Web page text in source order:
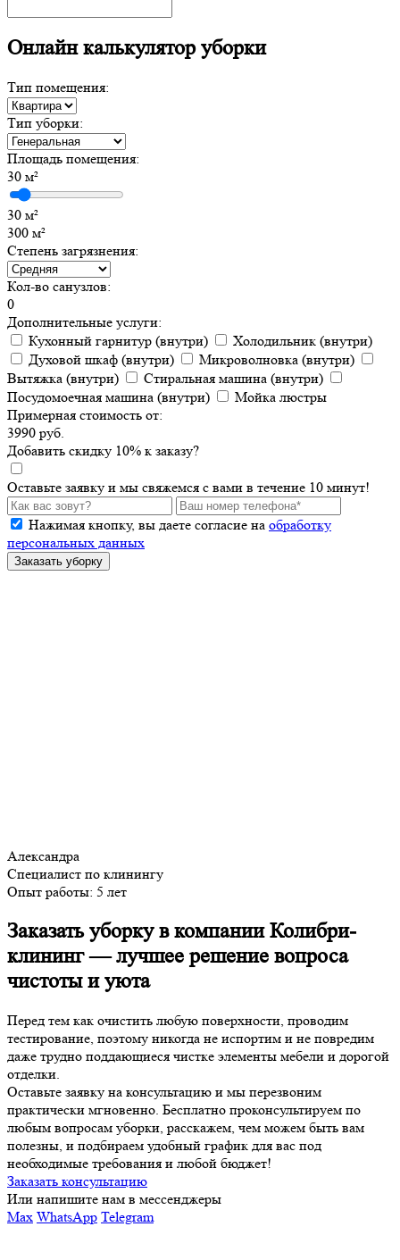
Онлайн калькулятор уборки
Тип помещения:
Тип уборки:
Площадь помещения:
30 м²
30 м²
300 м²
Степень загрязнения:
Кол-во санузлов:
0
Дополнительные услуги:
Кухонный гарнитур (внутри)
Холодильник (внутри)
Духовой шкаф (внутри)
Микроволновка (внутри)
Вытяжка (внутри)
Стиральная машина (внутри)
Посудомоечная машина (внутри)
Мойка люстры
Примерная стоимость от:
3990 руб.
Добавить скидку 10% к заказу?
Оставьте заявку и мы свяжемся с вами в течение 10 минут!
Нажимая кнопку, вы даете согласие на обработку
персональных данных
Заказать уборку
Александра
Специалист по клинингу
Опыт работы: 5 лет
Заказать уборку в компании Колибри-
клининг — лучшее решение вопроса
чистоты и уюта
Перед тем как очистить любую поверхности, проводим
тестирование, поэтому никогда не испортим и не повредим
даже трудно поддающиеся чистке элементы мебели и дорогой
отделки.
Оставьте заявку на консультацию и мы перезвоним
практически мгновенно. Бесплатно проконсультируем по
любым вопросам уборки, расскажем, чем можем быть вам
полезны, и подбираем удобный график для вас под
необходимые требования и любой бюджет!
Заказать консультацию
Или напишите нам в мессенджеры
Max WhatsApp Telegram